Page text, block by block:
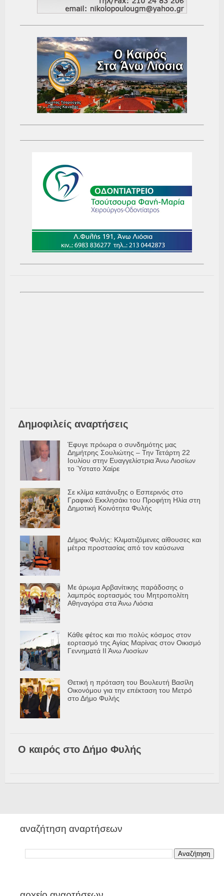
Δημοφιλείς αναρτήσεις
Έφυγε πρόωρα ο συνδημότης μας
Δημήτρης Σουλιώτης – Την Τετάρτη 22
Ιουλίου στην Ευαγγελίστρια Άνω Λιοσίων
το Ύστατο Χαίρε
Σε κλίμα κατάνυξης ο Εσπερινός στο
Γραφικό Εκκλησάκι του Προφήτη Ηλία στη
Δημοτική Κοινότητα Φυλής
Δήμος Φυλής: Κλιματιζόμενες αίθουσες και
μέτρα προστασίας από τον καύσωνα
Με άρωμα Αρβανίτικης παράδοσης ο
λαμπρός εορτασμός του Μητροπολίτη
Αθηναγόρα στα Άνω Λιόσια
Κάθε φέτος και πιο πολύς κόσμος στον
εορτασμό της Αγίας Μαρίνας στον Οικισμό
Γεννηματά ΙΙ Άνω Λιοσίων
Θετική η πρόταση του Βουλευτή Βασίλη
Οικονόμου για την επέκταση του Μετρό
στο Δήμο Φυλής
Ο καιρός στο Δήμο Φυλής
αναζήτηση αναρτήσεων